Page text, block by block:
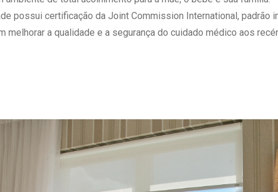
de Gestão
- Portal Médico
Quem Somos
Responsabilidade
possui certificação da Joint Commission International, padrão
melhorar a qualidade e a segurança do cuidado médico aos